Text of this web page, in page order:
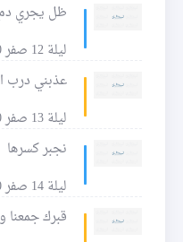
ظل يجري
ليلة 12 صفر 1440 للهجرة
عذبني درب
ليلة 13 صفر 1440 للهجرة
نجبر كسرها
ليلة 14 صفر 1440 للهجرة
قبرك جمعنا